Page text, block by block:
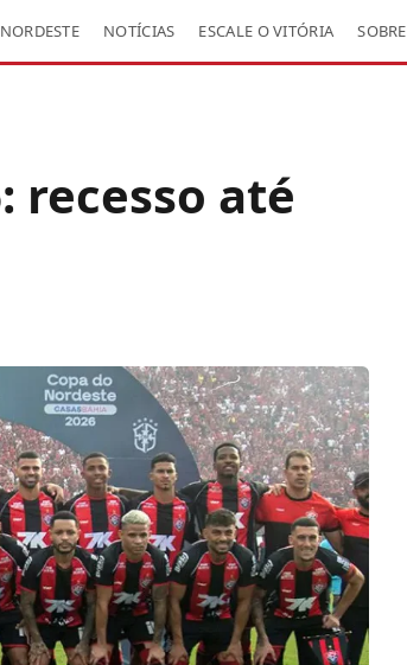
NOTÍCIAS ESCALE O VITÓRIA SOBRE
recesso até